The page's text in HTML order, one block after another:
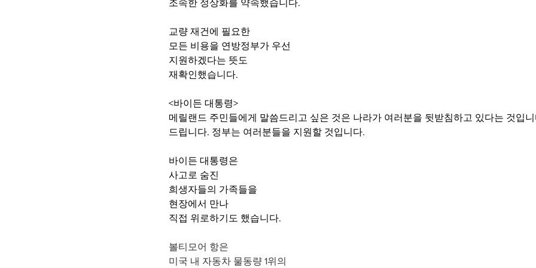
조속한 정상화를 약속했습니다.
교량 재건에 필요한
모든 비용을 연방정부가 우선
지원하겠다는 뜻도
재확인했습니다.
<바이든 대통령>
메릴랜드 주민들에게 말씀드리고 싶은 것은 나라가 여러분을 뒷받침하고 있다는 것입
드립니다. 정부는 여러분들을 지원할 것입니다.
바이든 대통령은
사고로 숨진
희생자들의 가족들을
현장에서 만나
직접 위로하기도 했습니다.
볼티모어 항은
미국 내 자동차 물동량 1위의